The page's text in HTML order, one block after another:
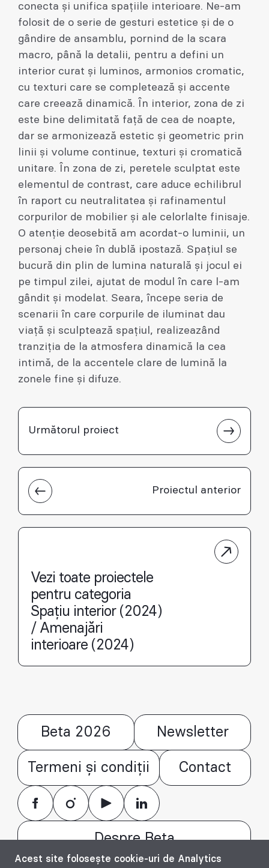
conecta și unifica spațiile interioare. Ne-am
folosit de o serie de gesturi estetice și de o
gândire de ansamblu, pornind de la scara
macro, până la detalii, pentru a defini un
interior curat și luminos, armonios cromatic,
cu texturi care se completează și accente
care creează dinamică. În interior, zona de zi
este bine delimitată față de cea de noapte,
dar se armonizează estetic și geometric prin
linii și volume continue, texturi și cromatică
unitare. În zona de zi, peretele sculptat este
elementul de contrast, care aduce echilibrul
în raport cu neutralitatea și rafinamentul
corpurilor de mobilier și ale celorlalte finisaje.
O atenție deosebită am acordat-o luminii, un
personaj cheie în dublă ipostază. Spațiul se
bucură din plin de lumina naturală și jocul ei
pe timpul zilei, ajutat de modul în care l-am
gândit și modelat. Seara, începe seria de
scenarii în care corpurile de iluminat dau
viață și sculptează spațiul, realizeazând
tranziția de la atmosfera dinamică la cea
intimă, de la accentele clare de lumină la
zonele fine și difuze.
Proiectul anterior
Următorul proiect
Vezi toate proiectele
pentru categoria
Spațiu interior (2024)
/ Amenajări
interioare (2024)
Acest site folosește cookie-uri de Analytics
Beta 2026 Newsletter
Termeni și condiții Contact
Despre Beta